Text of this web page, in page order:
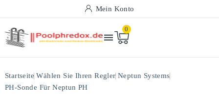
Mein Konto

0
Startseite Wählen Sie Ihren Regler Neptun Systems
PH-Sonde Für Neptun PH